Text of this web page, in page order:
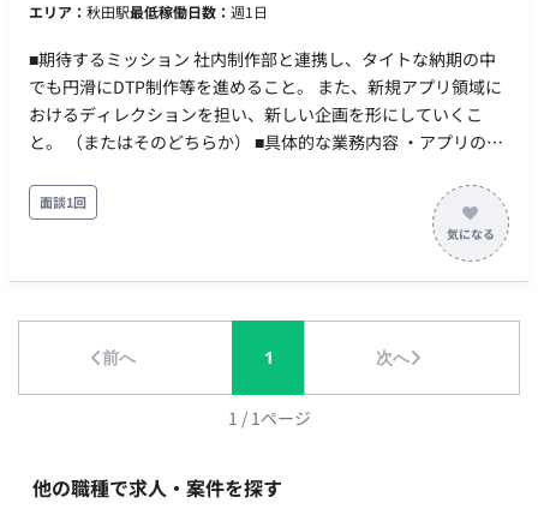
軟な働き方 ■稼働に関して ・参画開始日：9/1を想定 ・リモー
エリア： 秋田駅最低稼働日数： 週1日
■期待するミッション 社内制作部と連携し、タイトな納期の中
でも円滑にDTP制作等を進めること。 また、新規アプリ領域に
おけるディレクションを担い、新しい企画を形にしていくこ
と。 （またはそのどちらか） ■具体的な業務内容 ・アプリのデ
ームページ関連の作業 ・社内制作部との連携、進行管理 ※アプ
リディレクションとDTP作業の両方をご対応いただける方がベ
ストですが、どちらか一方のみの得意領域でのご参画もご相談
可能です。 ■担当工程（業務範囲） 企画立案からディレクショ
きます。 ■業務の流れ （※詳細ヒアリング必要：どのような依
頼フローになるか等） ■開発環境 アプリ：CIPPO（シッポ） ツ
ール：Illustrator, Photoshop, inDesign ■開発フェーズと予定
ズ（アプリのデザインは完成している、） ■案件の魅力（会社
について・サービスについて） 正社員ほどのリソースは割けな
面談1回
前へ 1 次へ
1 / 1ページ
他の職種で求人・案件を探す